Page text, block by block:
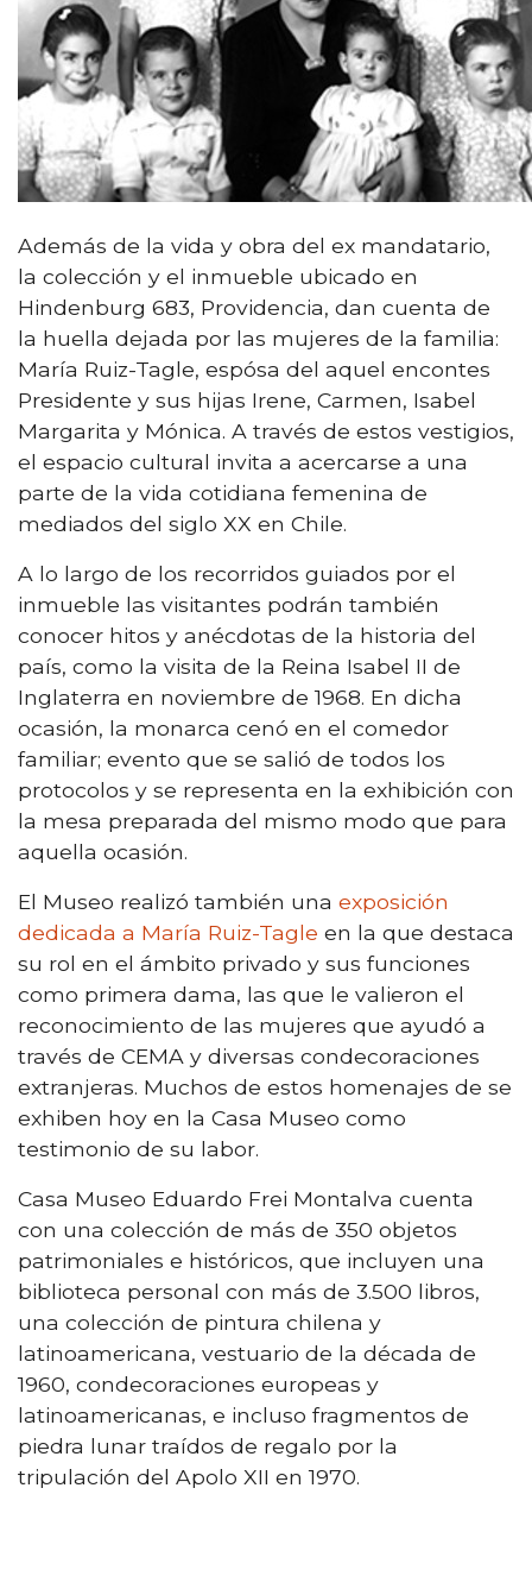
Además de la vida y obra del ex mandatario,
la colección y el inmueble ubicado en
Hindenburg 683, Providencia, dan cuenta de
la huella dejada por las mujeres de la familia:
María Ruiz-Tagle, espósa del aquel encontes
Presidente y sus hijas Irene, Carmen, Isabel
Margarita y Mónica. A través de estos vestigios,
el espacio cultural invita a acercarse a una
parte de la vida cotidiana femenina de
mediados del siglo XX en Chile.
A lo largo de los recorridos guiados por el
inmueble las visitantes podrán también
conocer hitos y anécdotas de la historia del
país, como la visita de la Reina Isabel II de
Inglaterra en noviembre de 1968. En dicha
ocasión, la monarca cenó en el comedor
familiar; evento que se salió de todos los
protocolos y se representa en la exhibición con
la mesa preparada del mismo modo que para
aquella ocasión.
El Museo realizó también una exposición
dedicada a María Ruiz-Tagle en la que destaca
su rol en el ámbito privado y sus funciones
como primera dama, las que le valieron el
reconocimiento de las mujeres que ayudó a
través de CEMA y diversas condecoraciones
extranjeras. Muchos de estos homenajes de se
exhiben hoy en la Casa Museo como
testimonio de su labor.
Casa Museo Eduardo Frei Montalva cuenta
con una colección de más de 350 objetos
patrimoniales e históricos, que incluyen una
biblioteca personal con más de 3.500 libros,
una colección de pintura chilena y
latinoamericana, vestuario de la década de
1960, condecoraciones europeas y
latinoamericanas, e incluso fragmentos de
piedra lunar traídos de regalo por la
tripulación del Apolo XII en 1970.